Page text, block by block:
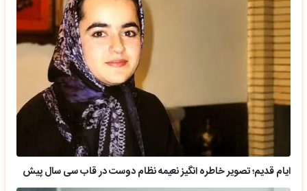
ایام قدیم؛ تصویر خاطره انگیز نعیمه نظام دوست در قاب سی سال پیش